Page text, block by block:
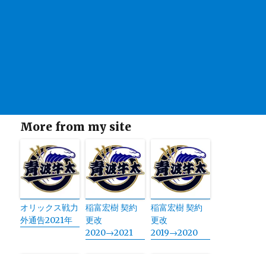
More from my site
オリックス戦力
外通告2021年
稲富宏樹 契約
更改
2020→2021
稲富宏樹 契約
更改
2019→2020